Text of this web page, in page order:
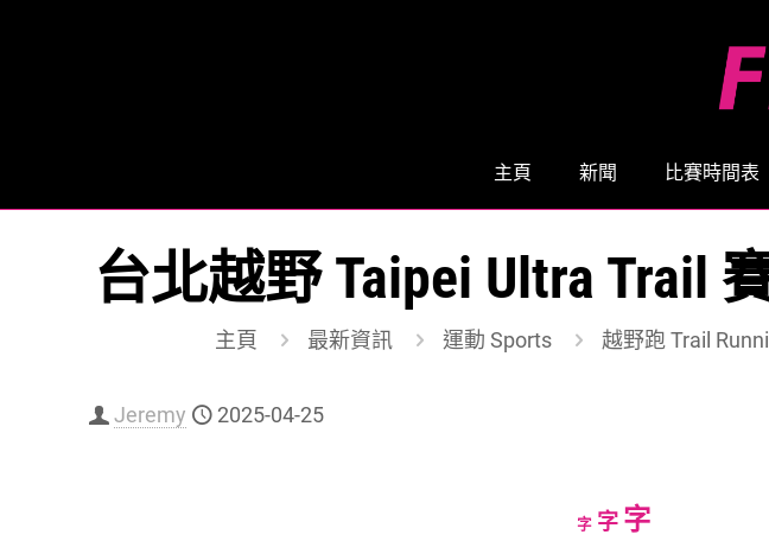
主頁 新聞 比賽時間表
台北越野 Taipei Ultra Trail
主頁 最新資訊 運動 Sports 越野跑 Trail
Jeremy 2025-04-25
字Decrease
字Reset
字Increase